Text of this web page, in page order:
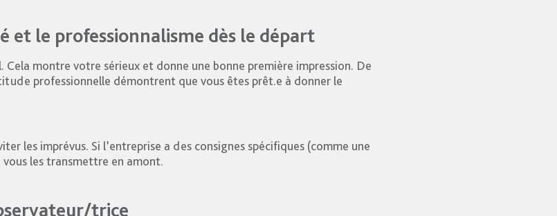
et le professionnalisme dès le départ
Cela montre votre sérieux et donne une bonne première impression. De
professionnelle démontrent que vous êtes prêt.e à donner le
les imprévus. Si l’entreprise a des consignes spécifiques (comme une
les transmettre en amont.
trice